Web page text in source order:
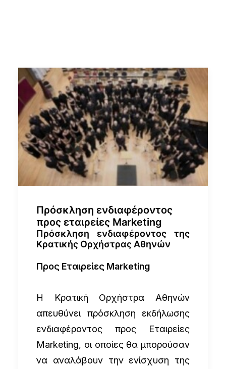
Πρόσκληση ενδιαφέροντος
προς εταιρείες Marketing
Πρόσκληση ενδιαφέροντος της
Κρατικής Ορχήστρας Αθηνών
Προς Εταιρείες Marketing
Η Κρατική Ορχήστρα Αθηνών
απευθύνει πρόσκληση εκδήλωσης
ενδιαφέροντος προς Εταιρείες
Marketing, οι οποίες θα μπορούσαν
να αναλάβουν την ενίσχυση της